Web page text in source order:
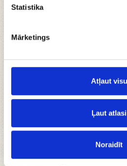
Statistika
Mārketings
Atļaut visu
Ļaut atlasi
Noraidīt
tie ir maigi un mīksti– ideāli
Oriģināla recepte;
Sastāvdaļas
Uzturvērtība
+ Alergēni